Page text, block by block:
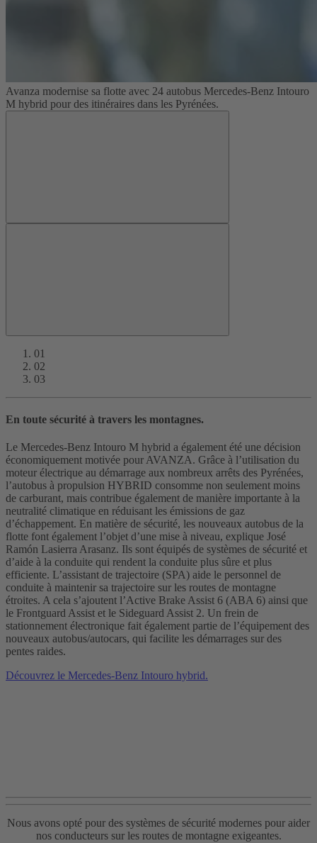
Avanza modernise sa flotte avec 24 autobus Mercedes-Benz Intouro
M hybrid pour des itinéraires dans les Pyrénées.
01
02
03
En toute sécurité à travers les montagnes.
Le Mercedes-Benz Intouro M hybrid a également été une décision
économiquement motivée pour AVANZA. Grâce à l’utilisation du
moteur électrique au démarrage aux nombreux arrêts des Pyrénées,
l’autobus à propulsion HYBRID consomme non seulement moins
de carburant, mais contribue également de manière importante à la
neutralité climatique en réduisant les émissions de gaz
d’échappement. En matière de sécurité, les nouveaux autobus de la
flotte font également l’objet d’une mise à niveau, explique José
Ramón Lasierra Arasanz. Ils sont équipés de systèmes de sécurité et
d’aide à la conduite qui rendent la conduite plus sûre et plus
efficiente. L’assistant de trajectoire (SPA) aide le personnel de
conduite à maintenir sa trajectoire sur les routes de montagne
étroites. A cela s’ajoutent l’Active Brake Assist 6 (ABA 6) ainsi que
le Frontguard Assist et le Sideguard Assist 2. Un frein de
stationnement électronique fait également partie de l’équipement des
nouveaux autobus/autocars, qui facilite les démarrages sur des
pentes raides.
Découvrez le Mercedes-Benz Intouro hybrid.
Nous avons opté pour des systèmes de sécurité modernes pour aider
nos conducteurs sur les routes de montagne exigeantes.